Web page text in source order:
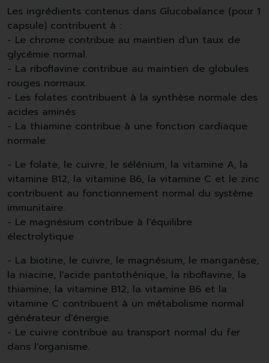
Les ingrédients contenus dans Glucobalance (pour 1
capsule) contribuent à :
- Le chrome contribue au maintien d'un taux de
glycémie normal.
- La riboflavine contribue au maintien de globules
rouges normaux.
- Les folates contribuent à la synthèse normale des
acides aminés
- La thiamine contribue à une fonction cardiaque
normale
- Le folate, le cuivre, le sélénium, la vitamine A, la
vitamine B12, la vitamine B6, la vitamine C et le zinc
contribuent au fonctionnement normal du système
immunitaire.
- Le magnésium contribue à l'équilibre
électrolytique
- La biotine, le cuivre, le magnésium, le manganèse,
la niacine, l'acide pantothénique, la riboflavine, la
thiamine, la vitamine B12, la vitamine B6 et la
vitamine C contribuent à un métabolisme normal
générateur d'énergie.
- Le cuivre contribue au transport normal du fer
dans l'organisme.